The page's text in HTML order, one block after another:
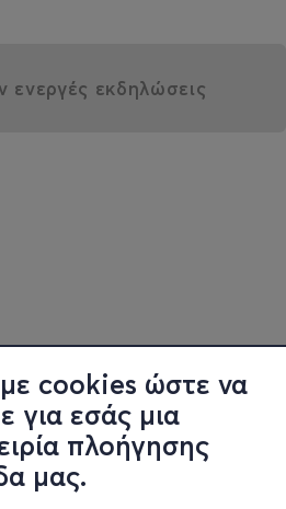
cookies ώστε να
για εσάς μια
πλοήγησης
μας.
ενεργές εκδηλώσεις